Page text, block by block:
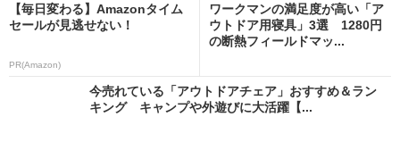
【毎日変わる】Amazonタイム
セールが見逃せない！
PR(Amazon)
ワークマンの満足度が高い「ア
ウトドア用寝具」3選 1280円
の断熱フィールドマッ...
今売れている「アウトドアチェア」おすすめ＆ラン
キング キャンプや外遊びに大活躍【...